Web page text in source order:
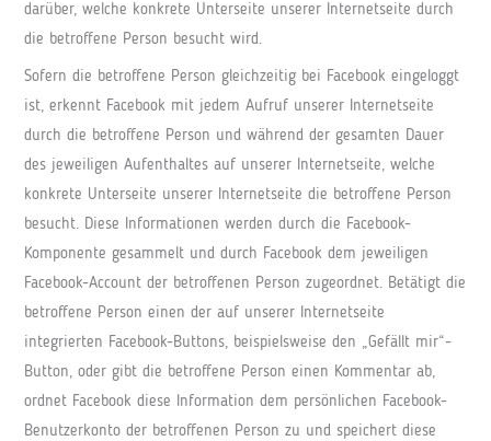
darüber, welche konkrete Unterseite unserer Internetseite durch
die betroffene Person besucht wird.
Sofern die betroffene Person gleichzeitig bei Facebook eingeloggt
ist, erkennt Facebook mit jedem Aufruf unserer Internetseite
durch die betroffene Person und während der gesamten Dauer
des jeweiligen Aufenthaltes auf unserer Internetseite, welche
konkrete Unterseite unserer Internetseite die betroffene Person
besucht. Diese Informationen werden durch die Facebook-
Komponente gesammelt und durch Facebook dem jeweiligen
Facebook-Account der betroffenen Person zugeordnet. Betätigt die
betroffene Person einen der auf unserer Internetseite
integrierten Facebook-Buttons, beispielsweise den „Gefällt mir“-
Button, oder gibt die betroffene Person einen Kommentar ab,
ordnet Facebook diese Information dem persönlichen Facebook-
Benutzerkonto der betroffenen Person zu und speichert diese